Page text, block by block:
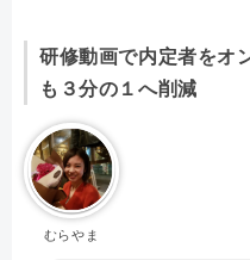
研修動画で内定者をオ
も３分の１へ削減
むらやま